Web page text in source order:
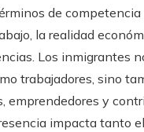
de
la realidad
Los inmigrantes
trabajadores, sino
emprendedores y
impacta tanto